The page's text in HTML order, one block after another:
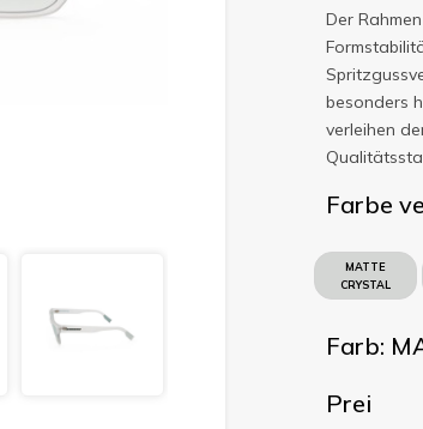
Der
besonders
verleihen
Farbe
MATTE
CRYSTAL
Farb:
Prei